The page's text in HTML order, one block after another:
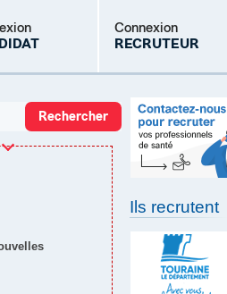
Connexion
RECRUTEUR
Mot de passe oublié
Ils recrutent